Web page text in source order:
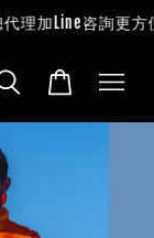
加Line咨詢更方便